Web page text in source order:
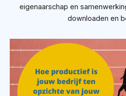
eigenaarschap en
downloaden en